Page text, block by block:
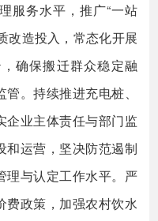
服务水平，推广“一站
改造投入，常态化开展
确保搬迁群众稳定融
。持续推进充电桩、
企业主体责任与部门监
和运营，坚决防范遏制
理与认定工作水平。严
费政策，加强农村饮水